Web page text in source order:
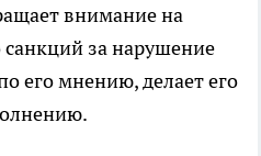
внимание на
санкций за нарушение
его мнению, делает его